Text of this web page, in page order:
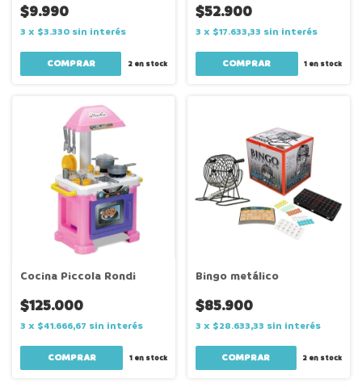
$9.990
3 x $3.330 sin interés
2en stock
$52.900
3 x $17.633,33 sin interés
1 en stock
Cocina Piccola Rondi
$125.000
3 x $41.666,67 sin interés
1en stock
Bingo metálico
$85.900
3 x $28.633,33 sin interés
2 en stock